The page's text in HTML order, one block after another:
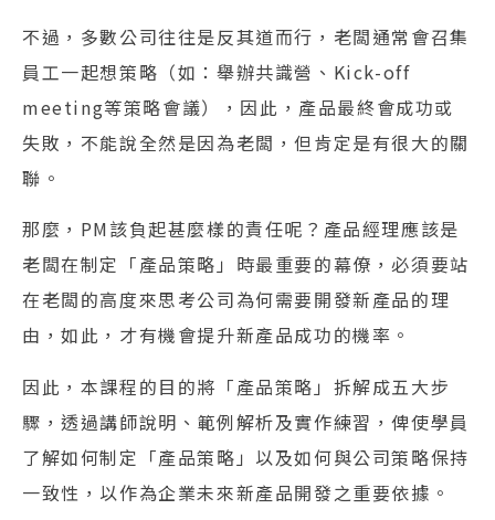
不過，多數公司往往是反其道而行，老闆通常會召集
員工一起想策略（如：舉辦共識營、Kick-off
meeting等策略會議），因此，產品最終會成功或
失敗，不能說全然是因為老闆，但肯定是有很大的關
聯。
那麼，PM該負起甚麼樣的責任呢？產品經理應該是
老闆在制定「產品策略」時最重要的幕僚，必須要站
在老闆的高度來思考公司為何需要開發新產品的理
由，如此，才有機會提升新產品成功的機率。
因此，本課程的目的將「產品策略」拆解成五大步
驟，透過講師說明、範例解析及實作練習，俾使學員
了解如何制定「產品策略」以及如何與公司策略保持
一致性，以作為企業未來新產品開發之重要依據。